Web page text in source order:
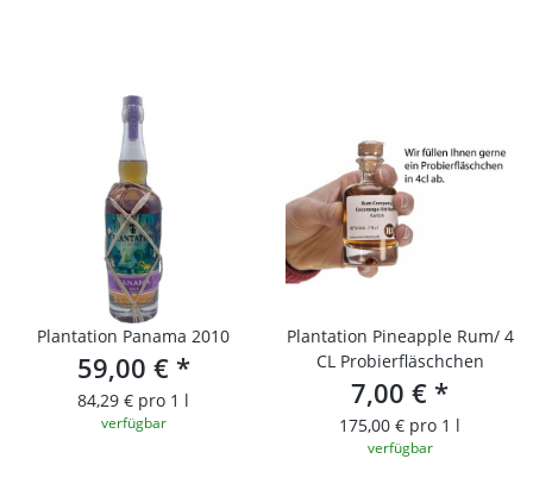
Plantation Panama 2010
59,00 € *
84,29 € pro 1 l
verfügbar
Plantation Pineapple Rum/ 4
CL Probierfläschchen
7,00 € *
175,00 € pro 1 l
verfügbar